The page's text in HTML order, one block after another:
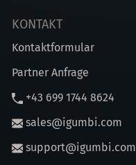
KONTAKT
Kontaktformular
Partner Anfrage
+43 699 1744 8624
sales@igumbi.com
support@igumbi.com